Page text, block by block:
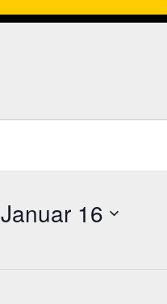
Januar 16